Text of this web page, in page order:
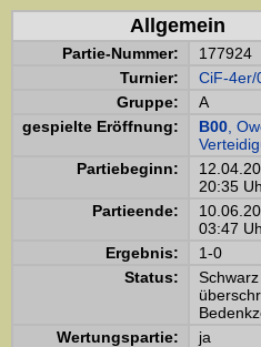
Allgemein
Partie-Nummer:
177924
Turnier:
CiF-4er/
Gruppe:
A
gespielte Eröffnung:
B00 ,
Partiebeginn:
20:35
Partieende:
03:47
Ergebnis:
1-0
Status:
Schwarz
Wertungspartie:
ja